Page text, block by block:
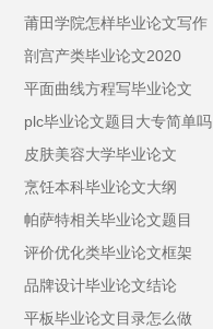
莆田学院怎样毕业论文写作
剖宫产类毕业论文2020
平面曲线方程写毕业论文
plc毕业论文题目大专简单吗
皮肤美容大学毕业论文
烹饪本科毕业论文大纲
帕萨特相关毕业论文题目
评价优化类毕业论文框架
品牌设计毕业论文结论
平板毕业论文目录怎么做